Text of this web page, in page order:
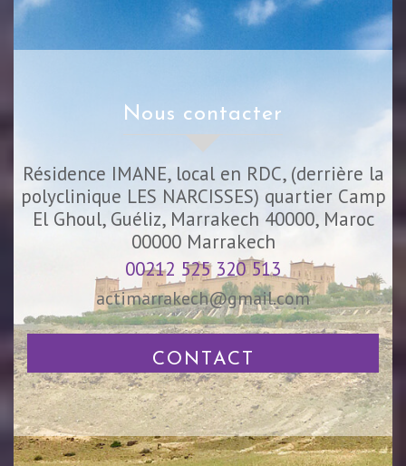
nous contacter
Résidence IMANE, local en RDC, (derrière la
polyclinique LES NARCISSES) quartier Camp
El Ghoul, Guéliz, Marrakech 40000, Maroc
00000 Marrakech
00212 525 320 513
actimarrakech@gmail.com
CONTACT